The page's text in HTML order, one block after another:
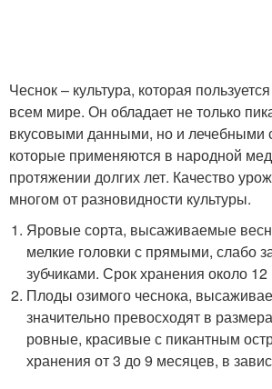
Чеснок – культура, которая
всем мире. Он обладает не только
вкусовыми данными, но и лечебными
которые применяются в народной
протяжении долгих лет. Качество
многом от разновидности культуры.
Яровые сорта, высаживаемые
мелкие головки с прямыми, слабо
зубчиками. Срок хранения около
Плоды озимого чеснока,
значительно превосходят в
ровные, красивые с пикантным
хранения от 3 до 9 месяцев, в